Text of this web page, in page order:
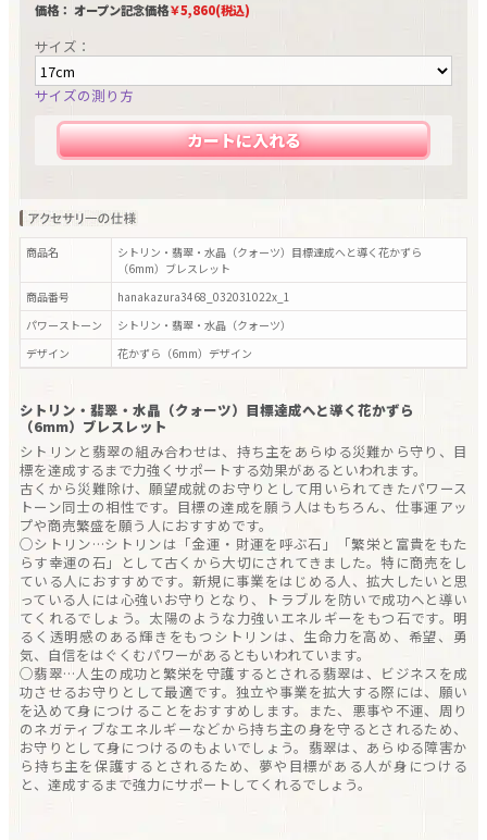
シトリン・翡翠・水晶（クォーツ）目標達成へと導く花かずら
（6mm）ブレスレット
シトリンと翡翠の組み合わせは、持ち主をあらゆる災難から守り、目
標を達成するまで力強くサポートする効果があるといわれます。
古くから災難除け、願望成就のお守りとして用いられてきたパワース
トーン同士の相性です。目標の達成を願う人はもちろん、仕事運アッ
プや商売繁盛を願う人におすすめです。
○シトリン…シトリンは「金運・財運を呼ぶ石」「繁栄と富貴をもた
らす幸運の石」として古くから大切にされてきました。特に商売をし
ている人におすすめです。新規に事業をはじめる人、拡大したいと思
っている人には心強いお守りとなり、トラブルを防いで成功へと導い
てくれるでしょう。太陽のような力強いエネルギーをもつ石です。明
るく透明感のある輝きをもつシトリンは、生命力を高め、希望、勇
気、自信をはぐくむパワーがあるともいわれています。
○翡翠…人生の成功と繁栄を守護するとされる翡翠は、ビジネスを成
功させるお守りとして最適です。独立や事業を拡大する際には、願い
を込めて身につけることをおすすめします。また、悪事や不運、周り
のネガティブなエネルギーなどから持ち主の身を守るとされるため、
お守りとして身につけるのもよいでしょう。翡翠は、あらゆる障害か
ら持ち主を保護するとされるため、夢や目標がある人が身につける
と、達成するまで強力にサポートしてくれるでしょう。
価格： オープン記念価格￥5,860(税込)
サイズ：
サイズの測り方
カートに入れる
商品名
シトリン・翡翠・水晶（クォーツ）目標達成へと導く花かずら
（6mm）ブレスレット
商品番号
hanakazura3468_032031022x_1
パワーストーン
シトリン・翡翠・水晶（クォーツ）
デザイン
花かずら（6mm） デザイン